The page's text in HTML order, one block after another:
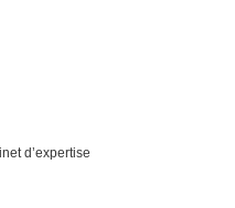
d’expertise